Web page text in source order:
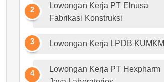
Lowongan Kerja PT Elnusa
Fabrikasi Konstruksi
Lowongan Kerja LPDB KUMKM
Lowongan Kerja PT Hexpharm